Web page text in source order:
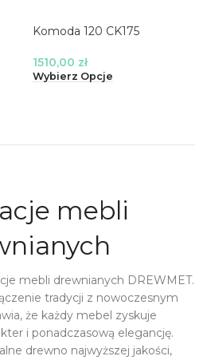
Komoda 120 CK175
1510,00 zł
Wybierz Opcje
mebli
mebli drewnianych DREWMET.
tradycji z nowoczesnym
że każdy mebel zyskuje
i ponadczasową elegancję.
drewno najwyższej jakości,